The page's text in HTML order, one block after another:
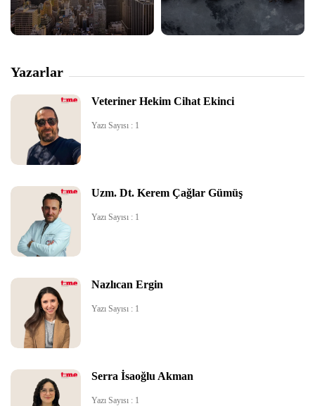
Yazarlar
Veteriner Hekim Cihat Ekinci
Yazı Sayısı : 1
Uzm. Dt. Kerem Çağlar Gümüş
Yazı Sayısı : 1
Nazlıcan Ergin
Yazı Sayısı : 1
Serra İsaoğlu Akman
Yazı Sayısı : 1